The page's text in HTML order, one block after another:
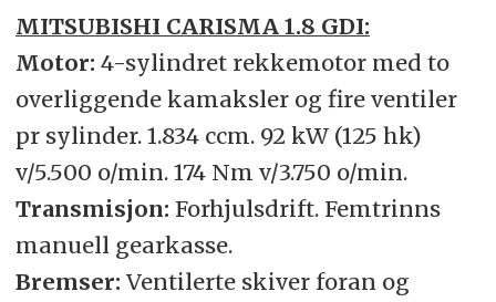
MITSUBISHI CARISMA 1.8 GDI:
Motor: 4-sylindret rekkemotor med to
overliggende kamaksler og fire ventiler
pr sylinder. 1.834 ccm. 92 kW (125 hk)
v/5.500 o/min. 174 Nm v/3.750 o/min.
Transmisjon: Forhjulsdrift. Femtrinns
manuell gearkasse.
Bremser: Ventilerte skiver foran og